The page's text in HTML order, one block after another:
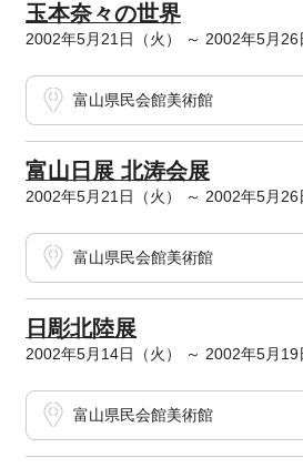
玉本奈々の世界
2002年5月21日（火） ～ 2002年5月26
富山県民会館美術館
富山日展 北涛会展
2002年5月21日（火） ～ 2002年5月26
富山県民会館美術館
日彫北陸展
2002年5月14日（火） ～ 2002年5月19
富山県民会館美術館